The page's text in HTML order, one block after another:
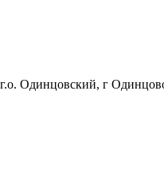
Одинцовский, г